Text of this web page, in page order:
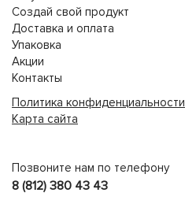
Создай свой продукт
Доставка и оплата
Упаковка
Акции
Контакты
Политика конфиденциальности
Карта сайта
Позвоните нам по телефону
8 (812) 380 43 43